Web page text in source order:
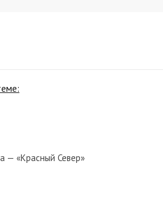
— «Красный Север»